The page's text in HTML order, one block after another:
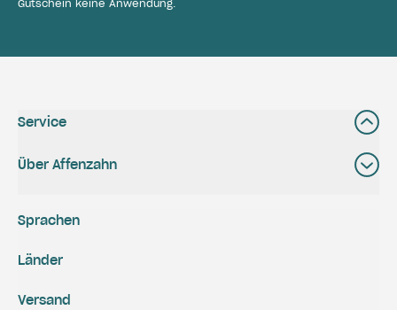
Gutschein keine Anwendung.
Service
Über Affenzahn
Versand
Sprachen
Länder